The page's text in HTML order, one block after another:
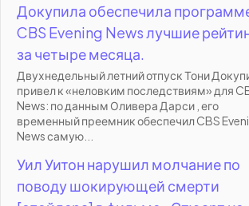
Докупила обеспечила
CBS Evening News лучшие
за четыре месяца.
Двухнедельный летний отпуск Тони
привел к «неловким последствиям» для
News: по данным Оливера Дарси , его
временный преемник обеспечил CBS
News самую...
Уил Уитон нарушил молчание по
поводу шокирующей смерти